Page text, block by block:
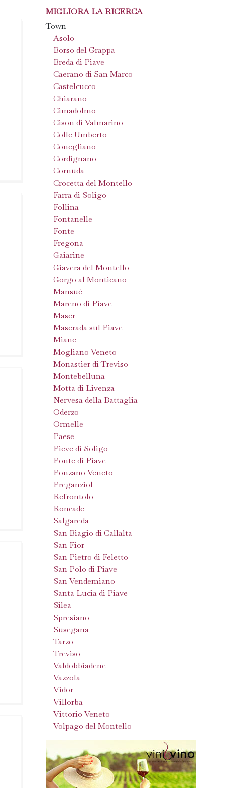
MIGLIORA LA RICERCA
Town
Asolo
Borso del Grappa
Breda di Piave
Caerano di San Marco
Castelcucco
Chiarano
Cimadolmo
Cison di Valmarino
Colle Umberto
Conegliano
Cordignano
Cornuda
Crocetta del Montello
Farra di Soligo
Follina
Fontanelle
Fonte
Fregona
Gaiarine
Giavera del Montello
Gorgo al Monticano
Mansuè
Mareno di Piave
Maser
Maserada sul Piave
Miane
Mogliano Veneto
Monastier di Treviso
Montebelluna
Motta di Livenza
Nervesa della Battaglia
Oderzo
Ormelle
Paese
Pieve di Soligo
Ponte di Piave
Ponzano Veneto
Preganziol
Refrontolo
Roncade
Salgareda
San Biagio di Callalta
San Fior
San Pietro di Feletto
San Polo di Piave
San Vendemiano
Santa Lucia di Piave
Silea
Spresiano
Susegana
Tarzo
Treviso
Valdobbiadene
Vazzola
Vidor
Villorba
Vittorio Veneto
Volpago del Montello